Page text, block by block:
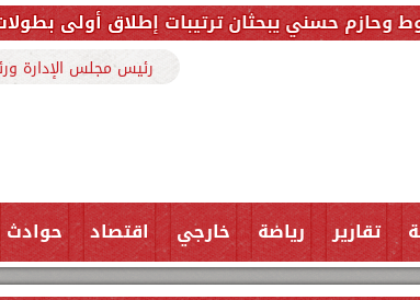
ترتيبات إطلاق أولى بطولات نادي الأجواد
رئيس مجلس الإدارة
تقارير رياضة خارجي اقتصاد حوادث